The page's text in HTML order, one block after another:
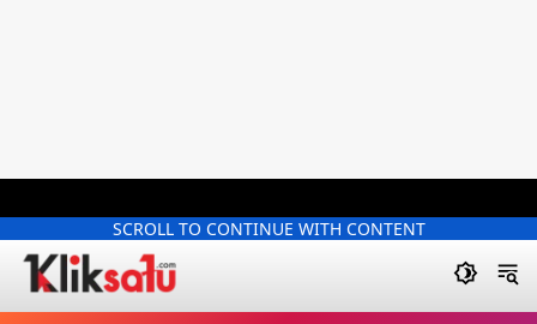
SCROLL TO CONTINUE WITH CONTENT